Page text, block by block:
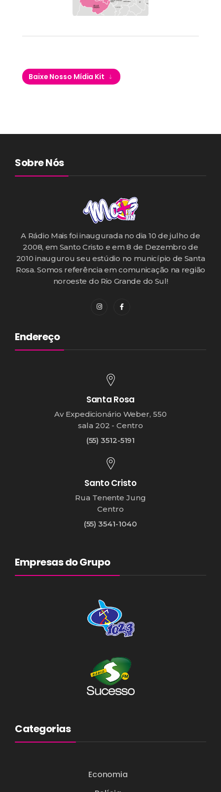
Baixe Nosso Mídia Kit
Sobre Nós
A Rádio Mais foi inaugurada no dia 10 de julho de
2008, em Santo Cristo e em 8 de Dezembro de
2010 inaugurou seu estúdio no município de Santa
Rosa. Somos referência em comunicação na região
noroeste do Rio Grande do Sul!
Endereço
Santa Rosa
Av Expedicionário Weber, 550
sala 202 - Centro
(55) 3512-5191
Santo Cristo
Rua Tenente Jung
Centro
(55) 3541-1040
Empresas do Grupo
Categorias
Economia